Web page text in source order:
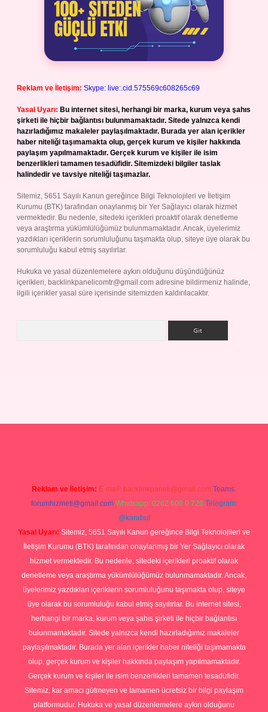
Reklam ve İletişim: Skype: live:.cid.575569c608265c69
Yasal Uyarı: Bu internet sitesi, herhangi bir marka, kurum veya şahıs
şirketi ile hiçbir bağlantısı bulunmamaktadır. Sitede yalnızca kendi
hazırladığımız makaleler paylaşılmaktadır. Burada yer alan içerikler
haber niteliği taşımamakta olup, gerçek kurum ve kişiler hakkında
paylaşım yapılmamaktadır. Gerçek kurum ve kişiler ile isim
benzerlikleri tamamen tesadüfidir. Sitemizdeki bilgiler taslak
halindedir ve tavsiye niteliği taşımazlar.
Sitemiz, 5651 Sayılı Kanun gereğince Bilgi Teknolojileri ve İletişim
Kurumu (BTK) tarafından onaylanmış bir Yer Sağlayıcı olarak hizmet
vermektedir. Bu nedenle, sitedeki içerikleri proaktif olarak denetleme
veya araştırma yükümlülüğümüz bulunmamaktadır. Ancak, üyelerimiz
yazdıkları içeriklerin sorumluluğunu taşımakta olup, siteye üye olarak bu
sorumluluğu kabul etmiş sayılırlar.
Hukuka ve yasal düzenlemelere aykırı olduğunu düşündüğünüz
içerikleri, backlinkpanelicomtr@gmail.com adresine bildirmeniz halinde,
ilgili içerikler yasal süre içerisinde sitemizden kaldırılacaktır.
Reklam ve İletişim: E-mail: backlinkpaneli@gmail.com Teams:
forumhizmeti@gmail.com Whatsapp: 0262 606 0 726 Telegram:
@karabul
Yasal Uyarı: Sitemiz, 5651 Sayılı Kanun gereğince Bilgi Teknolojileri ve
İletişim Kurumu (BTK) tarafından onaylanmış bir Yer Sağlayıcı olarak
hizmet vermektedir. Bu nedenle, sitedeki içerikleri proaktif olarak
denetleme veya araştırma yükümlülüğümüz bulunmamaktadır. Ancak,
üyelerimiz yazdıkları içeriklerin sorumluluğunu taşımakta olup, siteye
üye olarak bu sorumluluğu kabul etmiş sayılırlar. Bu internet sitesi,
herhangi bir marka, kurum veya şahıs şirketi ile hiçbir bağlantısı
bulunmamaktadır. Sitede yalnızca kendi hazırladığımız makaleler
paylaşılmaktadır. Burada yer alan içerikler haber niteliği taşımamakta
olup, gerçek kurum ve kişiler hakkında paylaşım yapılmamaktadır.
Gerçek kurum ve kişiler ile isim benzerlikleri tamamen tesadüfidir.
Sitemiz, kar amacı gütmeyen ve tamamen ücretsiz bir bilgi paylaşım
platformudur. Hukuka ve yasal düzenlemelere aykırı olduğunu